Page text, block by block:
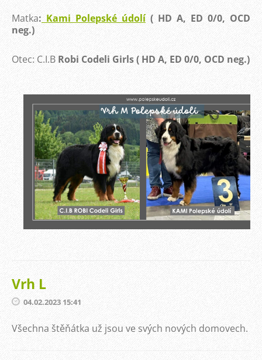
Matka: Kami Polepské údolí( HD A, ED 0/0, OCD
neg.)
Otec: C.I.B Robi Codeli Girls ( HD A, ED 0/0, OCD neg.)
Vrh L
04.02.2023 15:41
Všechna štěňátka už jsou ve svých nových domovech.